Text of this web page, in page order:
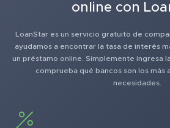
online con
LoanStar es un servicio gratuito de
ayudamos a encontrar la tasa de interés
un préstamo online. Simplemente ingresa
comprueba qué bancos son los más
necesidades.